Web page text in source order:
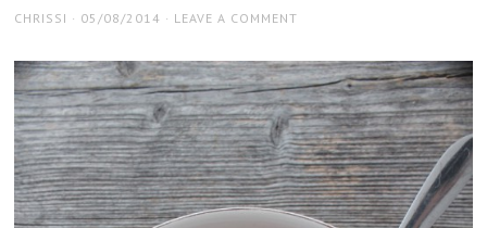
AUTHOR
CHRISSI
POSTED
05/08/2014 LEAVE A COMMENT